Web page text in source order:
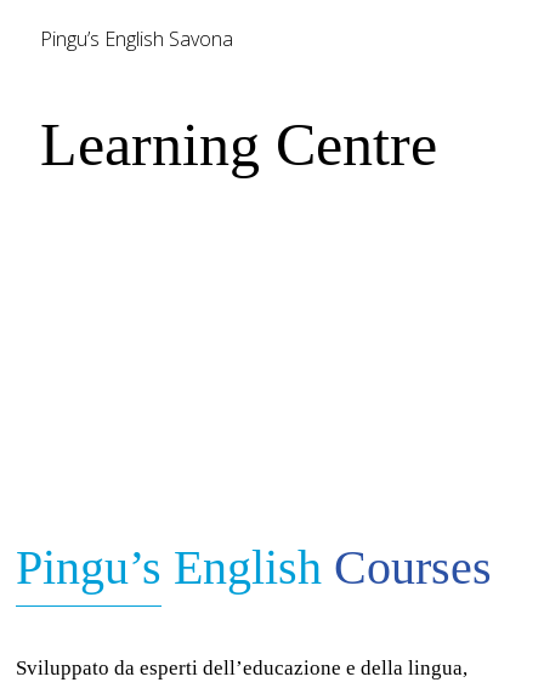
Pingu’s English Savona
Learning Centre
Pingu’s English Courses
Sviluppato da esperti dell’educazione e della lingua,